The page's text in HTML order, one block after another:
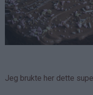
Jeg brukte her dette